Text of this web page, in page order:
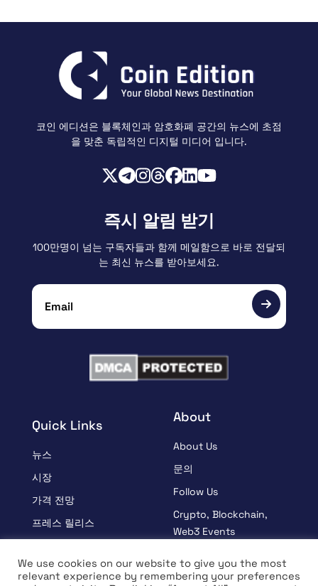
코인 에디션은 블록체인과 암호화폐 공간의 뉴스에 초점
을 맞춘 독립적인 디지털 미디어 입니다.
Quick Links
뉴스
시장
가격 전망
프레스 릴리스
학습
About
About Us
문의
Follow Us
Crypto, Blockchain,
Web3 Events
Terms And Condition
즉시 알림 받기
100만명이 넘는 구독자들과 함께 메일함으로 바로 전달되
는 최신 뉴스를 받아보세요.
We use cookies on our website to give you the most
relevant experience by remembering your preferences